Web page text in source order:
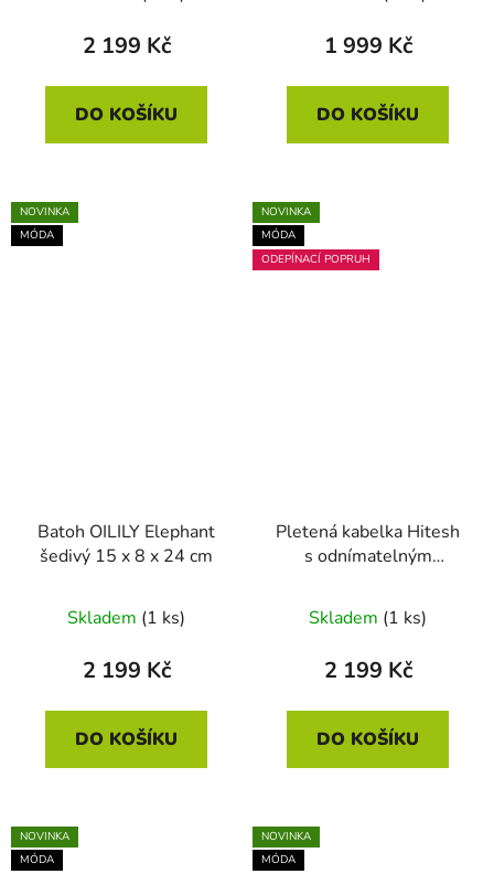
2 199 Kč
DO KOŠÍKU
1 999 Kč
DO KOŠÍKU
NOVINKA
MÓDA
Batoh OILILY Elephant
šedivý 15 x 8 x 24 cm
Skladem (1 ks)
2 199 Kč
DO KOŠÍKU
NOVINKA
MÓDA
ODEPÍNACÍ POPRUH
Pletená kabelka Hitesh
s odnímatelným
7 × 18 cm
Skladem (1 ks)
2 199 Kč
DO KOŠÍKU
NOVINKA
MÓDA
NOVINKA
MÓDA